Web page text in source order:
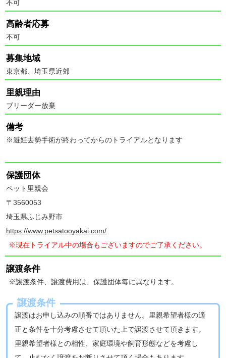
不可
高齢者応募
不可
募集地域
東京都、埼玉県近郊
里親理由
ブリーダー放棄
備考
※避妊去勢手術が終わってからのトライアルとなります
保護団体
ペット里親会
〒3560053
埼玉県ふじみ野市
https://www.petsatooyakai.com/
※現在トライアル中の場合もございますのでご了承ください。
譲渡条件
※譲渡条件、譲渡費用は、保護団体毎に異なります。
譲渡条件
譲渡はお申し込みの順番ではありません。里親希望者様の適
正と条件を十分考慮させて頂いた上で譲渡させて頂きます。
里親希望者様との相性、家庭環境や飼育形態などを考慮し